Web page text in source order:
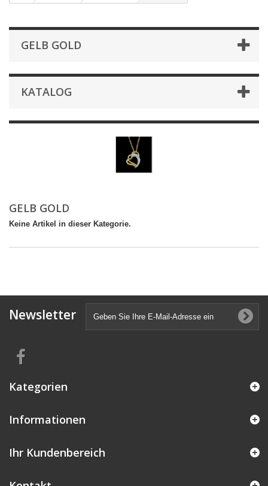
GELB GOLD
KATALOG
GELB GOLD
Keine Artikel in dieser Kategorie.
Newsletter
Kategorien
Informationen
Ihr Kundenbereich